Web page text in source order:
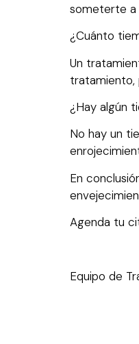
someterte a
¿Cuánto
Un
tratamiento,
¿Hay algún
No hay un
En
Agenda tu
Equipo de